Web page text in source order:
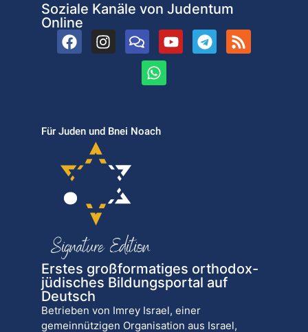
Soziale Kanäle von Judentum
Online
Für Juden und Bnei Noach
Erstes großformatiges orthodox-
jüdisches Bildungsportal auf
Deutsch
Betrieben von Imrey Israel, einer
gemeinnützigen Organisation aus Israel,